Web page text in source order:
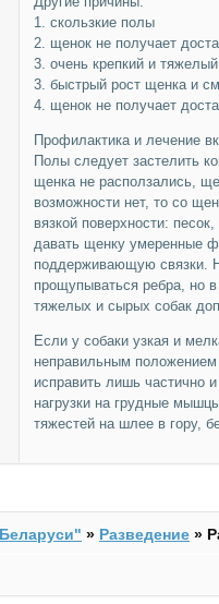
1. скользкие полы
2. щенок не получает
3. очень крепкий и
3. быстрый рост щенка и
4. щенок не получает
Профилактика и лечение
Полы следует застелить
щенка не расползались,
возможности нет, то со
вязкой поверхности:
давать щенку умеренные
поддерживающую связки.
прощупываться ребра, но
тяжелых и сырых собак
Если у собаки узкая и
неправильным
исправить лишь частично
нагрузки на грудные
тяжестей на шлее в гору,
» Разведение »